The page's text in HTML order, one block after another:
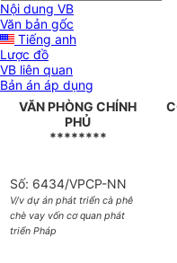
Nội dung VB
Văn bản gốc
Tiếng anh
Lược đồ
VB liên quan
Bản án áp dụng
VĂN PHÒNG CHÍNH
PHỦ
********
Số: 6434/VPCP-NN
V/v dự án phát triển cà phê
chè vay vốn cơ quan phát
triển Pháp